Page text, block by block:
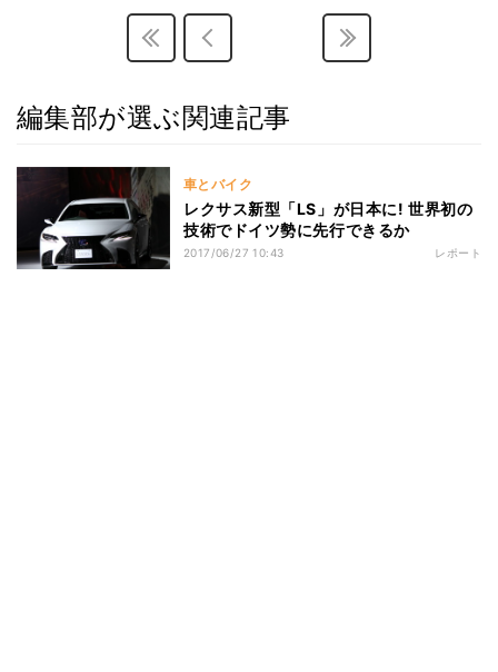
編集部が選ぶ関連記事
車とバイク
レクサス新型「LS」が日本に! 世界初の
技術でドイツ勢に先行できるか
2017/06/27 10:43 レポート